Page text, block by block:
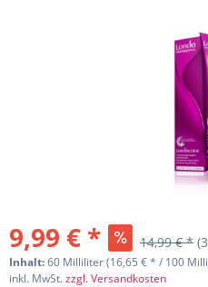
9,99 € * 14,99 € *
Inhalt:60 Milliliter (16,65 € * / 100
inkl. MwSt.zzgl. Versandkosten